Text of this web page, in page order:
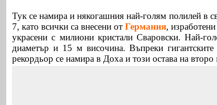
Тук се намира и някогашния най-голям полилей в
7, като всички са внесени от Германия,
украсени с милиони кристали Сваровски. Най-
диаметър и 15 м височина. Въпреки
рекордьор се намира в Доха и този остава на